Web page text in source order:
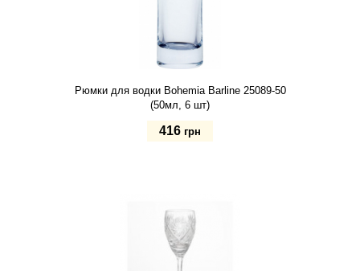
Рюмки для водки Bohemia Barline 25089-50
(50мл, 6 шт)
416 грн